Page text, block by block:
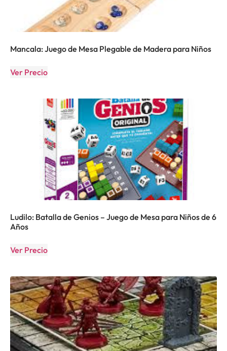
Mancala: Juego de Mesa Plegable de Madera para Niños
Ver Precio
Ludilo: Batalla de Genios – Juego de Mesa para Niños de 6
Años
Ver Precio